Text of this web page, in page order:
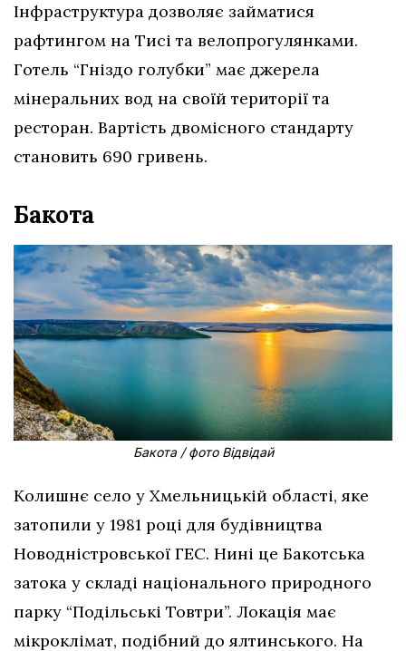
Інфраструктура дозволяє займатися
рафтингом на Тисі та велопрогулянками.
Готель “Гніздо голубки” має джерела
мінеральних вод на своїй території та
ресторан. Вартість двомісного стандарту
становить 690 гривень.
Бакота
Бакота / фото Відвідай
Колишнє село у Хмельницькій області, яке
затопили у 1981 році для будівництва
Новодністровської ГЕС. Нині це Бакотська
затока у складі національного природного
парку “Подільські Товтри”. Локація має
мікроклімат, подібний до ялтинського. На